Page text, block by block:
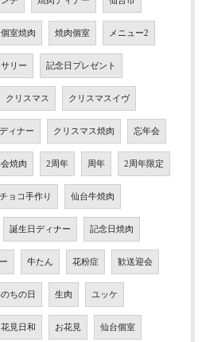
個室焼肉 焼肉個室 メニュー2
リー 記念日プレゼント
クリスマス クリスマスイヴ
ィナー クリスマス焼肉 忘年会
焼肉 2周年 周年 2周年限定
ョコ手作り 仙台牛焼肉
誕生日ディナー 記念日焼肉
牛たん 花粉症 歓送迎会
ちの日 生肉 ユッケ
花見日和 お花見 仙台個室